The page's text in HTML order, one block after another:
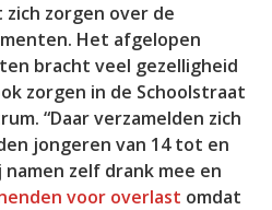
zich zorgen over de
Het afgelopen
bracht veel gezelligheid
zorgen in de Schoolstraat
“Daar verzamelden zich
jongeren van 14 tot en
zelf drank mee en
voor overlast omdat